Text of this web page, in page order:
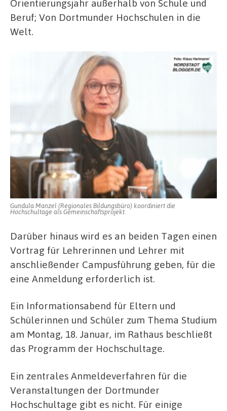
Orientierungsjahr außerhalb von Schule und
Beruf; Von Dortmunder Hochschulen in die
Welt.
Gundula Manzel (Regionales Bildungsbüro) koordiniert die
Hochschultage als Gemeinschaftsprojekt.
Darüber hinaus wird es an beiden Tagen einen
Vortrag für Lehrerinnen und Lehrer mit
anschließender Campusführung geben, für die
eine Anmeldung erforderlich ist.
Ein Informationsabend für Eltern und
Schülerinnen und Schüler zum Thema Studium
am Montag, 18. Januar, im Rathaus beschließt
das Programm der Hochschultage.
Ein zentrales Anmeldeverfahren für die
Veranstaltungen der Dortmunder
Hochschultage gibt es nicht. Für einige